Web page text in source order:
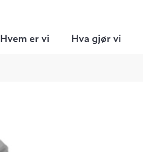
Hvem er vi Hva gjør vi